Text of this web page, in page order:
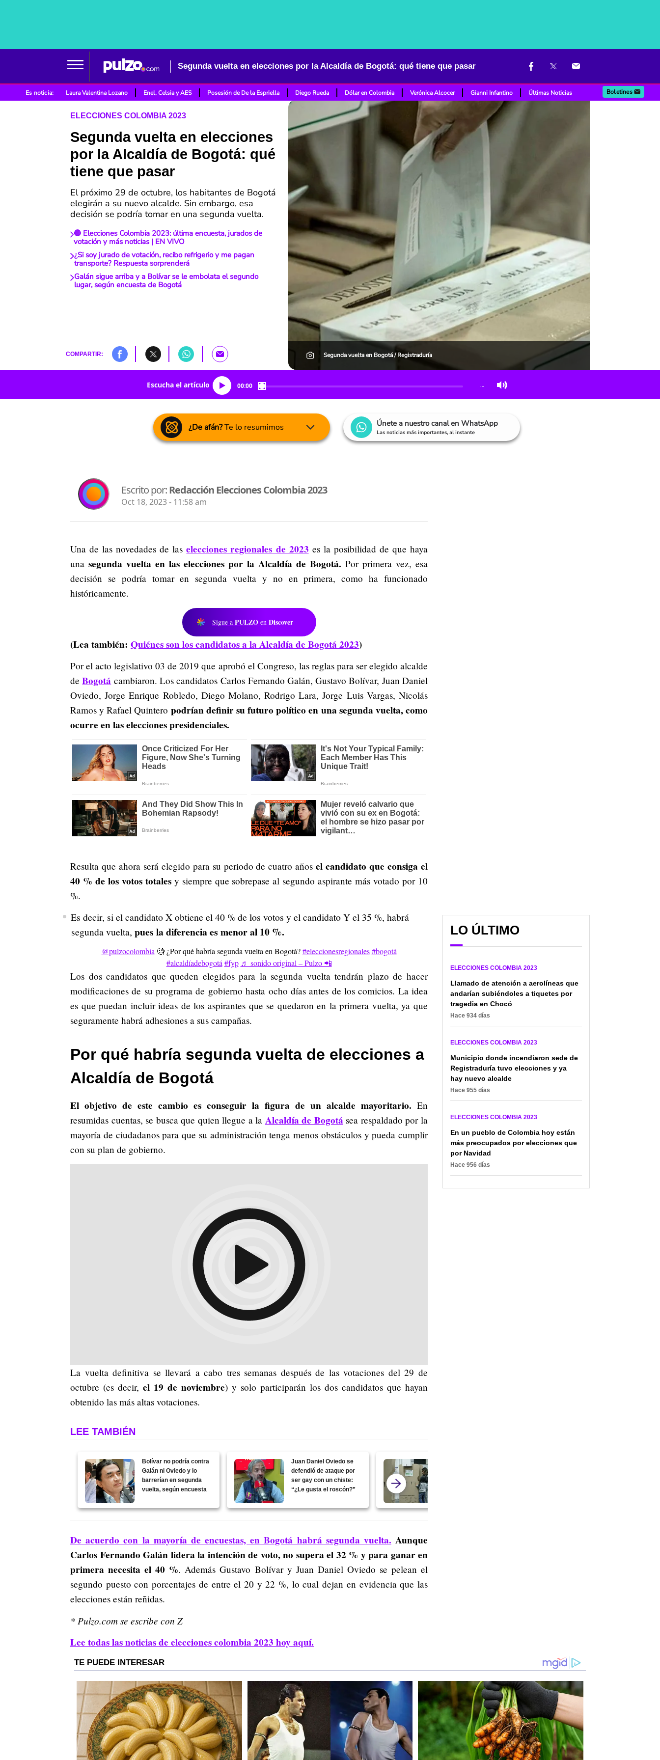
Segunda vuelta en elecciones por la Alcaldía de Bogotá: qué tiene que pasar
Es noticia: Laura Valentina Lozano Enel, Celsia y AES Posesión de De la Espriella Diego Rueda Dólar en Colombia Verónica Alcocer Gianni Infantino Últimas Noticias Boletines
ELECCIONES COLOMBIA 2023
Segunda vuelta en elecciones
por la Alcaldía de Bogotá: qué
tiene que pasar
El próximo 29 de octubre, los habitantes de Bogotá
elegirán a su nuevo alcalde. Sin embargo, esa
decisión se podría tomar en una segunda vuelta.
🔴 Elecciones Colombia 2023: última encuesta, jurados de
votación y más noticias | EN VIVO
¿Si soy jurado de votación, recibo refrigerio y me pagan
transporte? Respuesta sorprenderá
Galán sigue arriba y a Bolívar se le embolata el segundo
lugar, según encuesta de Bogotá
COMPARTIR: Segunda vuelta en Bogotá / Registraduría
Escucha el artículo 00:00 …
¿De afán?Te lo resumimos Únete a nuestro canal en WhatsApp
Las noticias más importantes, al instante
Escrito por:Redacción Elecciones Colombia 2023
Oct 18, 2023 - 11:58 am
Una de las novedades de laselecciones regionales de 2023 es la posibilidad de que haya
una segunda vuelta en las elecciones por la Alcaldía de Bogotá. Por primera vez, esa
decisión se podría tomar en segunda vuelta y no en primera, como ha funcionado
históricamente.
Sigue a PULZO en Discover
(Lea también: Quiénes son los candidatos a la Alcaldía de Bogotá 2023)
Por el acto legislativo 03 de 2019 que aprobó el Congreso, las reglas para ser elegido alcalde
deBogotá cambiaron. Los candidatosCarlos Fernando Galán, Gustavo Bolívar, Juan Daniel
Oviedo, Jorge Enrique Robledo, Diego Molano, Rodrigo Lara, Jorge Luis Vargas, Nicolás
Ramos y Rafael Quintero podrían definir su futuro político en una segunda vuelta, como
ocurre en las elecciones presidenciales.
Resulta que ahora será elegido para su periodo de cuatro añosel candidato que consiga el
40 % de los votos totalesy siempre que sobrepase al segundo aspirante más votado por 10
%.
Es decir, si el candidato X obtiene el 40 % de los votos y el candidato Y el 35 %, habrá
segunda vuelta, pues la diferencia es menor al 10 %.
@pulzocolombia 🧐 ¿Por qué habría segunda vuelta en Bogotá?#eleccionesregionales #bogotá
#alcaldíadebogotá #fyp ♬ sonido original – Pulzo 📲
Los dos candidatos que queden elegidos para la segunda vuelta tendrán plazo de hacer
modificaciones de su programa de gobierno hasta ocho días antes de los comicios. La idea
es que puedan incluir ideas de los aspirantes que se quedaron en la primera vuelta, ya que
seguramente habrá adhesiones a sus campañas.
Por qué habría segunda vuelta de elecciones a
Alcaldía de Bogotá
El objetivo de este cambio es conseguir la figura de un alcalde mayoritario. En
resumidas cuentas, se busca que quien llegue a la Alcaldía de Bogotásea respaldado por la
mayoría de ciudadanos para que su administración tenga menos obstáculos y pueda cumplir
con su plan de gobierno.
La vuelta definitiva se llevará a cabo tres semanas después de las votaciones del 29 de
octubre (es decir, el 19 de noviembre) y solo participarán los dos candidatos que hayan
obtenido las más altas votaciones.
LEE TAMBIÉN
Bolívar no podría contra
Galán ni Oviedo y lo
barrerían en segunda
vuelta, según encuesta
Juan Daniel Oviedo se
defendió de ataque por
ser gay con un chiste:
“¿Le gusta el roscón?”
De acuerdo con la mayoría de encuestas, en Bogotá habrá segunda vuelta. Aunque
Carlos Fernando Galán lidera la intención de voto, no supera el 32 % y para ganar en
primera necesita el 40 %. Además Gustavo Bolívar y Juan Daniel Oviedo se pelean el
segundo puesto con porcentajes de entre el 20 y 22 %, lo cual dejan en evidencia que las
elecciones están reñidas.
* Pulzo.com se escribe con Z
Lee todas las noticias de elecciones colombia 2023 hoy aquí.
LO ÚLTIMO
ELECCIONES COLOMBIA 2023
Llamado de atención a aerolíneas que
andarían subiéndoles a tiquetes por
tragedia en Chocó
Hace 934 días
ELECCIONES COLOMBIA 2023
Municipio donde incendiaron sede de
Registraduría tuvo elecciones y ya
hay nuevo alcalde
Hace 955 días
ELECCIONES COLOMBIA 2023
En un pueblo de Colombia hoy están
más preocupados por elecciones que
por Navidad
Hace 956 días